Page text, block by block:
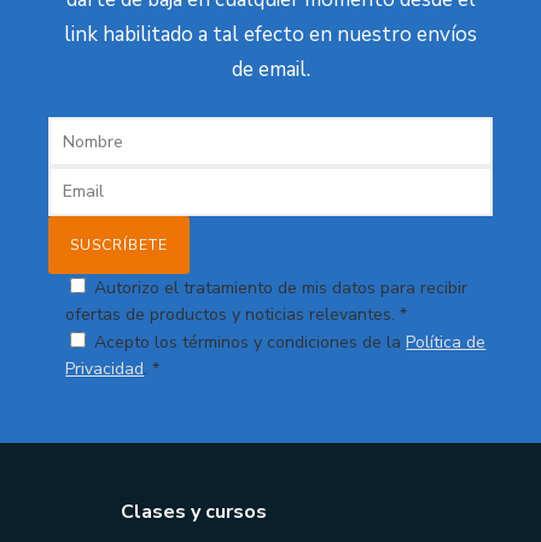
link habilitado a tal efecto en nuestro envíos
de email.
Autorizo el tratamiento de mis datos para recibir
ofertas de productos y noticias relevantes. *
Acepto los términos y condiciones de laPolítica de
Privacidad. *
Clases y cursos